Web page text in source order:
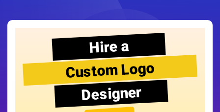
Hire a
Custom Logo
Designer